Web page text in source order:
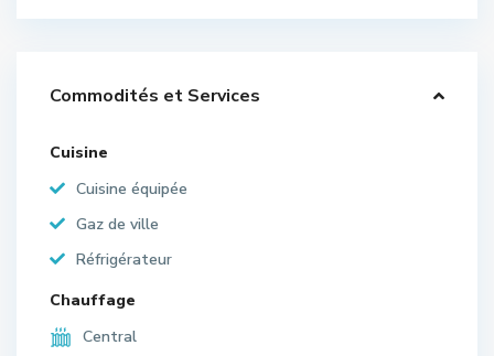
Commodités et Services
Cuisine
Cuisine équipée
Gaz de ville
Réfrigérateur
Chauffage
Central